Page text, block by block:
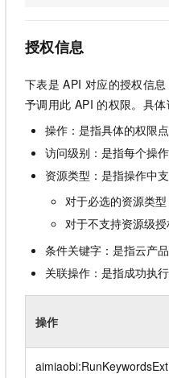
授权信息
下表是 API 对应的授权信
予调用此 API 的权限。具体
操作：是指具体的权限点
访问级别：是指每个操
资源类型：是指操作中
对于必选的资源类
对于不支持资源级
条件关键字：是指云产
关联操作：是指成功执
操作
大模型服务
千问AI平台-Token Plan NEW
千问AI平台-模型体验
在线体验全尺寸、多种模态的模型效
Happy 系列大模型
大模型解决方案
快速部署 Dify，高效搭建 AI 应用
140+云产品 免费试用
产品新客免费试用，最长12个月
大模型ACA认证体验
助力企业全员 AI 认知与能力提升
行业生态解决方案
开发者生态解决方案